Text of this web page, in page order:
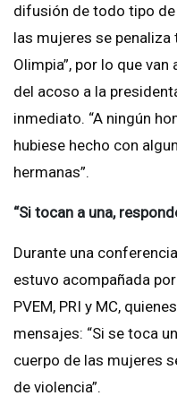
difusión de todo tipo
las mujeres se penaliza
Olimpia”, por lo que
del acoso a la
inmediato. “A ningún
hubiese hecho con
hermanas”.
“Si tocan a una,
Durante una
estuvo acompañada
PVEM, PRI y MC,
mensajes: “Si se toca
cuerpo de las mujeres
de violencia”.